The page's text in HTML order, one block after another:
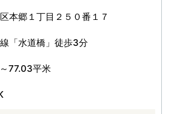
本郷１丁目２５０番１７
「水道橋」徒歩3分
77.03平米